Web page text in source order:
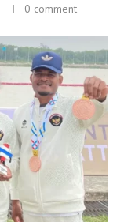
0 comment